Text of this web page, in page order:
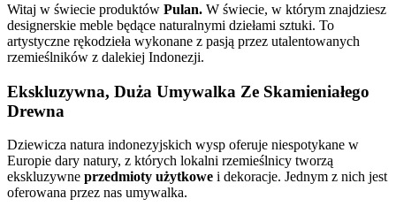
Witaj w świecie produktów Pulan. W świecie, w którym znajdziesz
designerskie meble będące naturalnymi dziełami sztuki. To
artystyczne rękodzieła wykonane z pasją przez utalentowanych
rzemieślników z dalekiej Indonezji.
Ekskluzywna, Duża Umywalka Ze Skamieniałego
Drewna
Dziewicza natura indonezyjskich wysp oferuje niespotykane w
Europie dary natury, z których lokalni rzemieślnicy tworzą
ekskluzywne przedmioty użytkowe i dekoracje. Jednym z nich jest
oferowana przez nas umywalka.